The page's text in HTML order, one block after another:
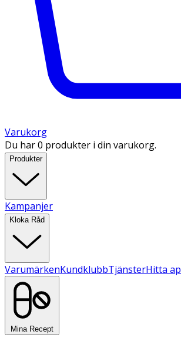
Varukorg
Du har 0 produkter i din varukorg.
Produkter
Kampanjer
Kloka Råd
VarumärkenKundklubbTjänsterHitta
Mina Recept